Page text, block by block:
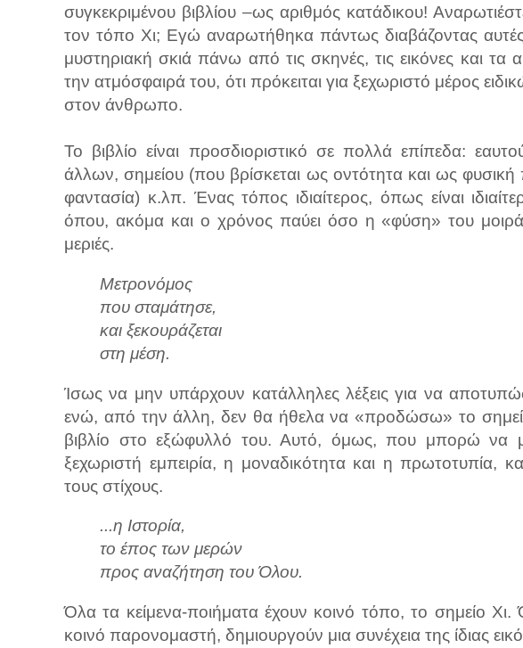
συγκεκριμένου βιβλίου –ως αριθμός κατάδικου!
τον τόπο Χι; Εγώ αναρωτήθηκα πάντως διαβάζοντας αυτές
μυστηριακή σκιά πάνω από τις σκηνές, τις εικόνες και
την ατμόσφαιρά του, ότι πρόκειται για ξεχωριστό μέρος
στον άνθρωπο.
Το βιβλίο είναι προσδιοριστικό σε πολλά επίπεδα:
άλλων, σημείου (που βρίσκεται ως οντότητα και ως
φαντασία) κ.λπ. Ένας τόπος ιδιαίτερος, όπως είναι
όπου, ακόμα και ο χρόνος παύει όσο η «φύση» του
μεριές.
Μετρονόμος
που σταμάτησε,
και ξεκουράζεται
στη μέση.
Ίσως να μην υπάρχουν κατάλληλες λέξεις για να
ενώ, από την άλλη, δεν θα ήθελα να «προδώσω» το
βιβλίο στο εξώφυλλό του. Αυτό, όμως, που μπορώ να
ξεχωριστή εμπειρία, η μοναδικότητα και η πρωτοτυπία,
τους στίχους.
...η Ιστορία,
το έπος των μερών
προς αναζήτηση του Όλου.
Όλα τα κείμενα-ποιήματα έχουν κοινό τόπο, το σημείο
κοινό παρονομαστή, δημιουργούν μια συνέχεια της ίδιας